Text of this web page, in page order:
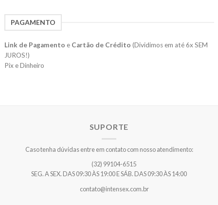
PAGAMENTO
Link de Pagamento e Cartão de Crédito (Dividimos em até 6x SEM
JUROS!)
Pix e Dinheiro
SUPORTE
Caso tenha dúvidas entre em contato com nosso atendimento:
(32) 99104-6515
SEG. A SEX. DAS 09:30 ÀS 19:00 E SÁB. DAS 09:30 ÀS 14:00
contato@intensex.com.br